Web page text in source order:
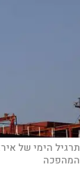
תרגיל הימי של
המהפכה